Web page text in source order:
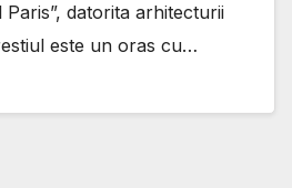
datorita arhitecturii
este un oras cu…